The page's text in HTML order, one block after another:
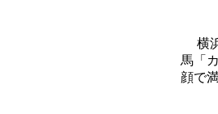
横浜
馬「
顔で